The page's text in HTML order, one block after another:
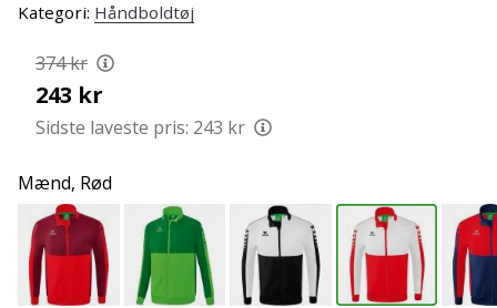
PUMA
Accelerate
NITRO
SQD
5
at
kende!
Oplev
de
tekniske
opdateringer
Kategori: Håndboldtøj
374 kr
243 kr
Sidste laveste pris: 243 kr
Mænd, Rød